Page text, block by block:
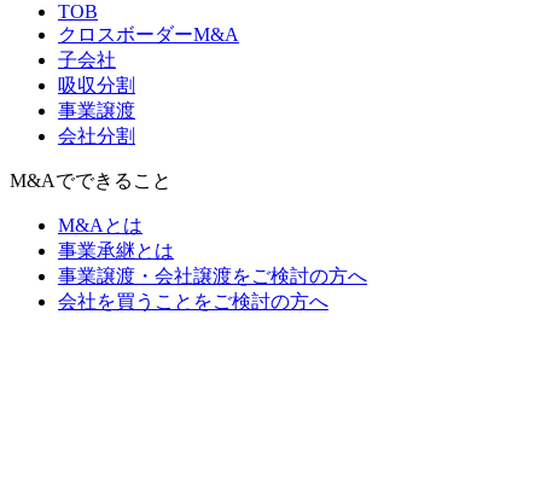
TOB
クロスボーダーM&A
子会社
吸収分割
事業譲渡
会社分割
M&Aでできること
M&Aとは
事業承継とは
事業譲渡・会社譲渡をご検討の方へ
会社を買うことをご検討の方へ